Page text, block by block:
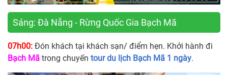
Sáng: Đà Nẵng - Rừng Quốc Gia Bạch Mã
07h00: Đón khách tại khách sạn/ điểm hẹn. Khởi hành đi
Bạch Mã trong chuyến tour du lịch Bạch Mã 1 ngày.